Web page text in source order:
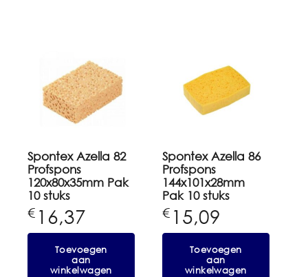
Spontex Azella 82
Profspons
120x80x35mm Pak
10 stuks
€ 16,37
Toevoegen
aan
winkelwagen
Spontex Azella 86
Profspons
144x101x28mm
Pak 10 stuks
€ 15,09
Toevoegen
aan
winkelwagen